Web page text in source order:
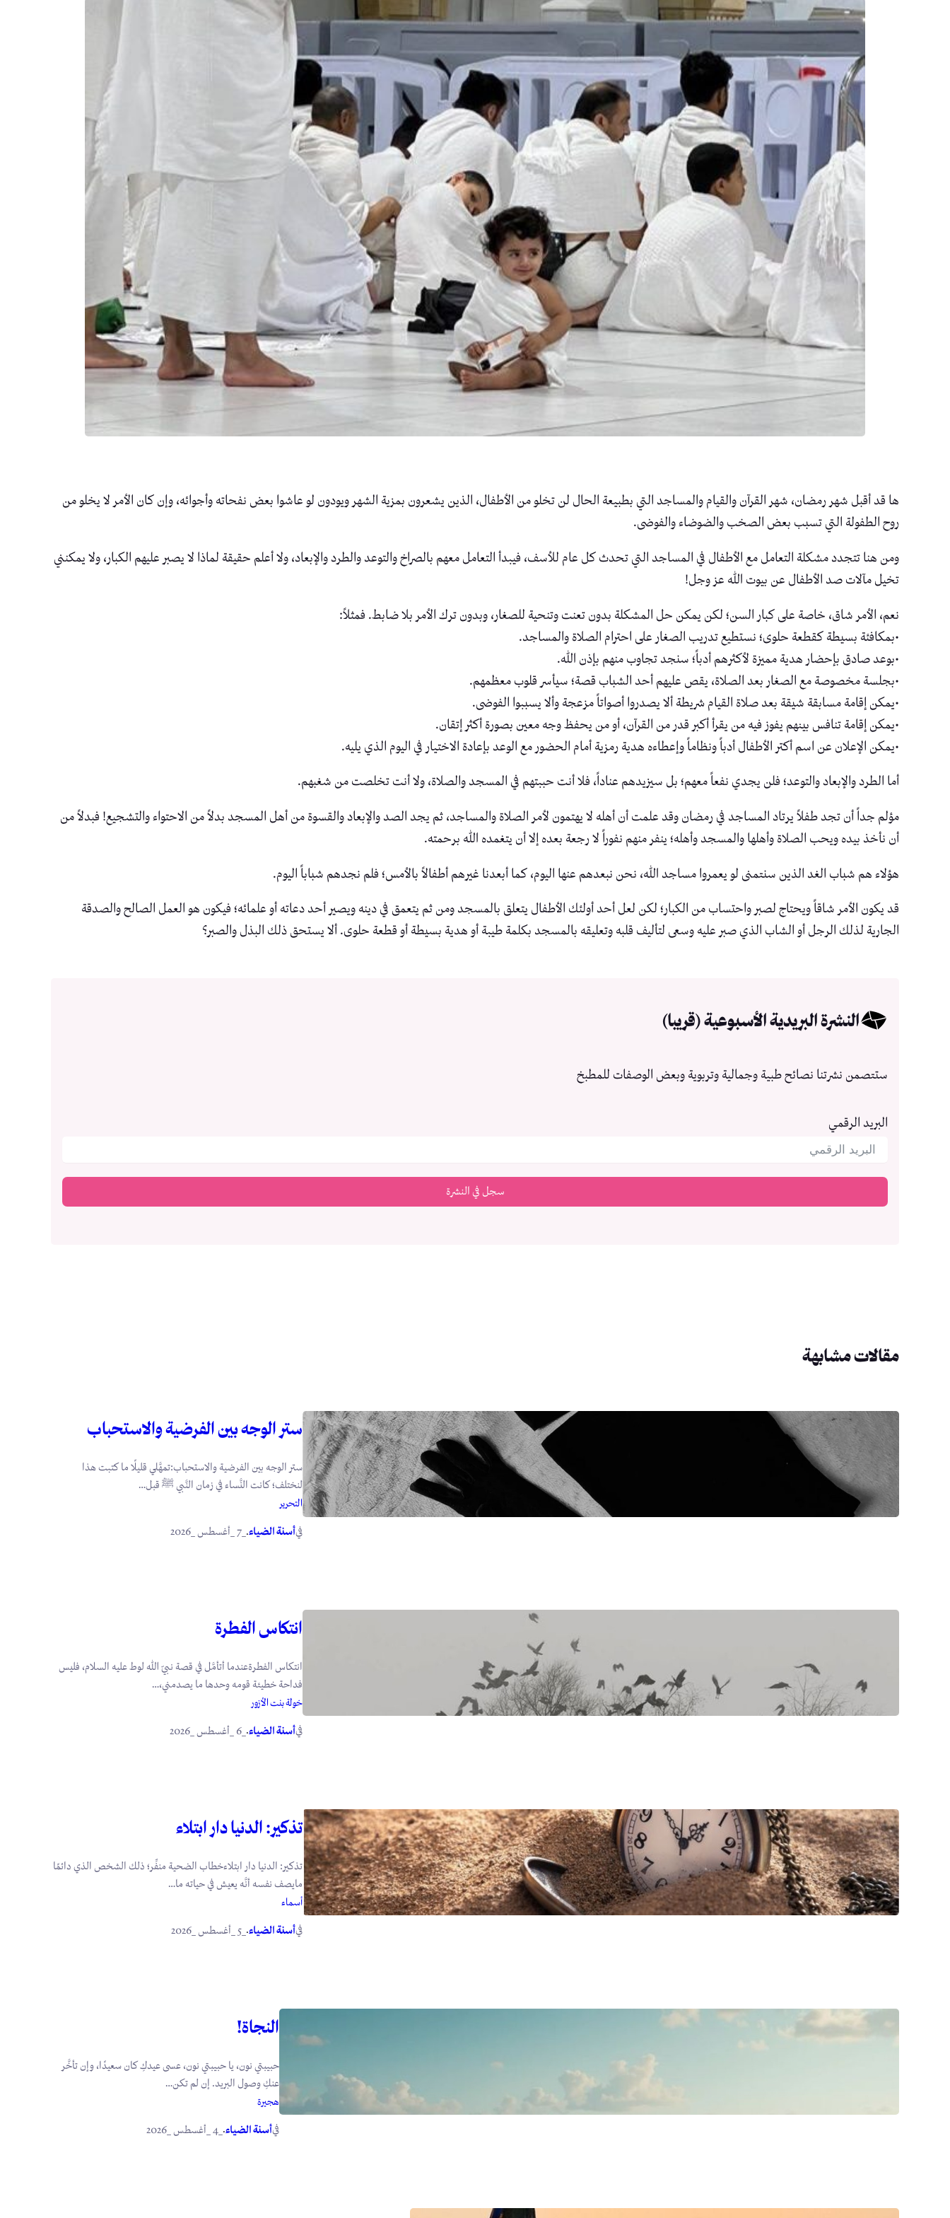
ها قد أقبل شهر رمضان، شهر القرآن والقيام والمساجد التي بطبيعة الحال لن تخلو من الأطفال، الذين يشعرون بمزية الشهر ويودون لو عاشوا بعض نفحاته وأجوائه، وإن كان الأمر لا يخلو من
روح الطفولة التي تسبب بعض الصخب والضوضاء والفوضى.
ومن هنا تتجدد مشكلة التعامل مع الأطفال في المساجد التي تحدث كل عام للأسف، فيبدأ التعامل معهم بالصراخ والتوعد والطرد والإبعاد، ولا أعلم حقيقة لماذا لا يصبر عليهم الكبار، ولا يمكنني
تخيل مآلات صد الأطفال عن بيوت الله عز وجل!
نعم، الأمر شاق، خاصة على كبار السن؛ لكن يمكن حل المشكلة بدون تعنت وتنحية للصغار، وبدون ترك الأمر بلا ضابط. فمثلاً:
•بمكافئة بسيطة كقطعة حلوى؛ نستطيع تدريب الصغار على احترام الصلاة والمساجد.
•بوعد صادق بإحضار هدية مميزة لأكثرهم أدباً؛ سنجد تجاوب منهم بإذن الله.
•بجلسة مخصوصة مع الصغار بعد الصلاة، يقص عليهم أحد الشباب قصة؛ سيأسر قلوب معظمهم.
•يمكن إقامة مسابقة شيقة بعد صلاة القيام شريطة ألا يصدروا أصواتاً مزعجة وألا يسببوا الفوضى.
•يمكن إقامة تنافس بينهم يفوز فيه من يقرأ أكبر قدر من القرآن، أو من يحفظ وجه معين بصورة أكثر إتقان.
•يمكن الإعلان عن اسم أكتر الأطفال أدباً ونظاماً وإعطاءه هدية رمزية أمام الحضور مع الوعد بإعادة الاختيار في اليوم الذي يليه.
أما الطرد والإبعاد والتوعد؛ فلن يجدي نفعاً معهم؛ بل سيزيدهم عناداً، فلا أنت حببتهم في المسجد والصلاة، ولا أنت تخلصت من شغبهم.
مؤلم جداً أن تجد طفلاً يرتاد المساجد في رمضان وقد علمت أن أهله لا يهتمون لأمر الصلاة والمساجد، ثم يجد الصد والإبعاد والقسوة من أهل المسجد بدلاً من الاحتواء والتشجيع! فبدلاً من
أن نأخذ بيده ويحب الصلاة وأهلها والمسجد وأهله؛ ينفر منهم نفوراً لا رجعة بعده إلا أن يتغمده الله برحمته.
هؤلاء هم شباب الغد الذين سنتمنى لو يعمروا مساجد الله، نحن نبعدهم عنها اليوم، كما أبعدنا غيرهم أطفالاً بالأمس؛ فلم نجدهم شباباً اليوم.
قد يكون الأمر شاقاً ويحتاج لصبر واحتساب من الكبار؛ لكن لعل أحد أولئك الأطفال يتعلق بالمسجد ومن ثم يتعمق في دينه ويصير أحد دعاته أو علمائه؛ فيكون هو العمل الصالح والصدقة
الجارية لذلك الرجل أو الشاب الذي صبر عليه وسعى لتأليف قلبه وتعليقه بالمسجد بكلمة طيبة أو هدية بسيطة أو قطعة حلوى. ألا يستحق ذلك البذل والصبر؟
النشرة البريدية الأسبوعية (قريبا)
ستتصمن نشرتنا نصائح طبية وجمالية وتربوية وبعض الوصفات للمطبخ
البريد الرقمي
سجل في النشرة
مقالات مشابهة
ستر الوجه بين الفرضية والاستحباب
ستر الوجه بين الفرضية والاستحباب:تمهَّلي قليلًا ما كتبت هذا
لنختلف؛ كانت النَّساء في زمان النَّبي ﷺ قبل…
التحرير
فيأسنة الضياء.
انتكاس الفطرة
انتكاس الفطرةعندما أتأمَّل في قصة نبيّ الله لوط عليه السلام، فليس
فداحة خطيئة قومه وحدها ما يصدمني،…
خولة بنت الأزور
فيأسنة الضياء.
تذكير: الدنيا دار ابتلاء
تذكير: الدنيا دار ابتلاءخطاب الضحية منفِّر؛ ذلك الشخص الذي دائمًا
مايصف نفسه أنَّه يعيش في حياته ما…
أسماء
فيأسنة الضياء.
النجاة!
حبيبتي نون، يا حبيبتي نون، عسى عيدكِ كان سعيدًا، وإن تأخَّر
عنكِ وصول البريد. إن لم تكن…
هجيرة
فيأسنة الضياء.